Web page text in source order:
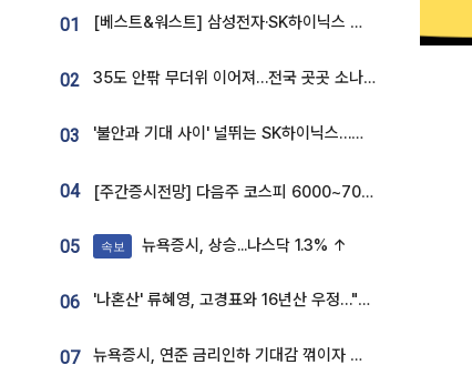
01 [베스트&워스트] 삼성전자·SK하이닉스 밀린 한 주…상상인증권은 85% 급등
02 35도 안팎 무더위 이어져…전국 곳곳 소나기 [오늘 날씨]
03 '불안과 기대 사이' 널뛰는 SK하이닉스…증권가 "HBM4·LTA 기반 펀터멘털 견고"
04 [주간증시전망] 다음주 코스피 6000~7000⋯“外人 수급은 정책이 변수”
05 속보 뉴욕증시, 상승...나스닥 1.3% ↑
06 '나혼산' 류혜영, 고경표와 16년산 우정…"자취방서 부모님과 마주쳐"
07 뉴욕증시, 연준 금리인하 기대감 꺾이자 상승...S&P500 사상 최고치 [종합]